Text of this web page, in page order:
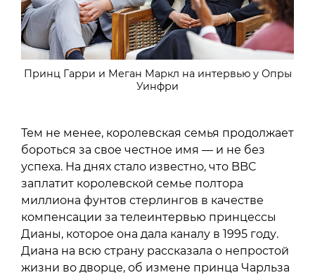
Принц Гарри и Меган Маркл на интервью у Опры
Уинфри
Тем не менее, королевская семья продолжает
бороться за свое честное имя — и не без
успеха. На днях стало известно, что BBC
заплатит королевской семье полтора
миллиона фунтов стерлингов в качестве
компенсации за телеинтервью принцессы
Дианы, которое она дала каналу в 1995 году.
Диана на всю страну рассказала о непростой
жизни во дворце, об измене принца Чарльза